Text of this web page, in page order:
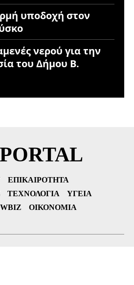
υποδοχή στον
νερού για την
του Δήμου Β.
PORTAL
ΕΠΙΚΑΙΡΌΤΗΤΑ
ΤΕΧΝΟΛΟΓΊΑ
ΥΓΕΊΑ
ΟΙΚΟΝΟΜΊΑ